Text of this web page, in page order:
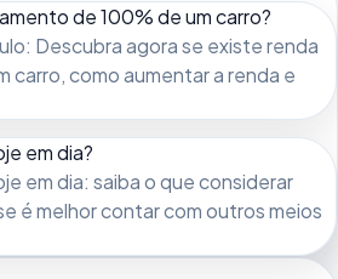
de 100% de um carro?
Descubra agora se existe renda
carro, como aumentar a renda e
em dia?
em dia: saiba o que considerar
é melhor contar com outros meios